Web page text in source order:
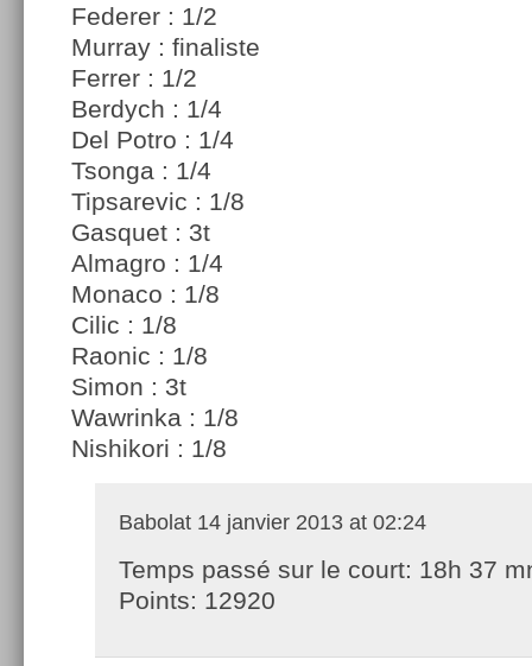
Federer : 1/2
Murray : finaliste
Ferrer : 1/2
Berdych : 1/4
Del Potro : 1/4
Tsonga : 1/4
Tipsarevic : 1/8
Gasquet : 3t
Almagro : 1/4
Monaco : 1/8
Cilic : 1/8
Raonic : 1/8
Simon : 3t
Wawrinka : 1/8
Nishikori : 1/8
Babolat 14 janvier 2013 at 02:24
Temps passé sur le court: 18h 37
Points: 12920